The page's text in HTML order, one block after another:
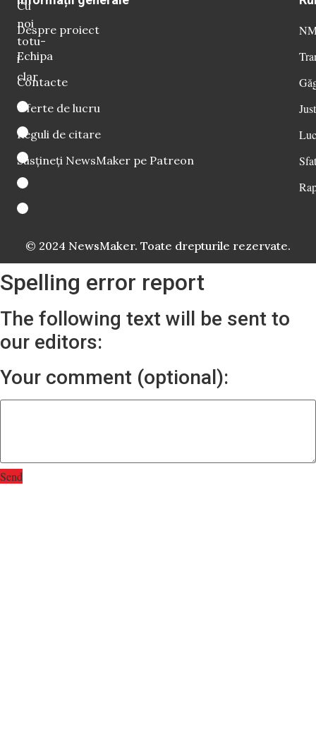
Cu
noi
totu-
i
clar
Despre proiect
Echipa
Contacte
Oferte de lucru
Reguli de citare
Susțineți NewsMaker pe Patreon
© 2024 NewsMaker. Toate drepturile rezervate.
Spelling error report
The following text will be sent to
our editors:
Your comment (optional):
Send